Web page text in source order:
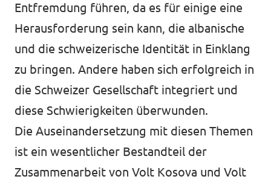
Entfremdung führen, da es für einige eine
Herausforderung sein kann, die albanische
und die schweizerische Identität in Einklang
zu bringen. Andere haben sich erfolgreich in
die Schweizer Gesellschaft integriert und
diese Schwierigkeiten überwunden.
Die Auseinandersetzung mit diesen Themen
ist ein wesentlicher Bestandteil der
Zusammenarbeit von Volt Kosova und Volt